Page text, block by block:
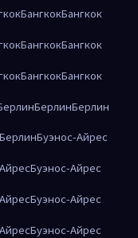
БангкокБангкок
БангкокБангкок
БангкокБангкок
БерлинБерлин
БерлинБуэнос-Айрес
Буэнос-Айрес
Буэнос-Айрес
Буэнос-Айрес